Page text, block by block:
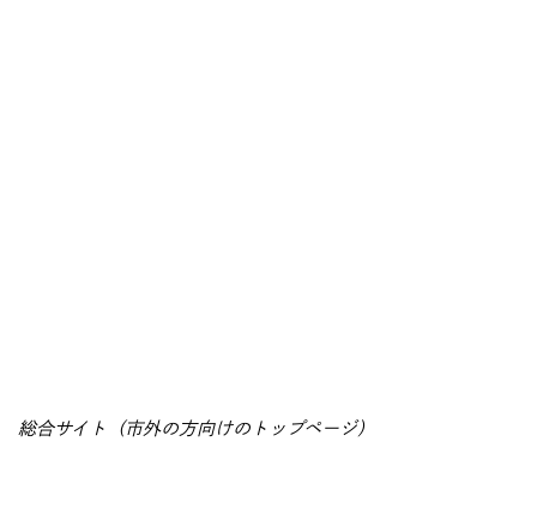
総合サイト（市外の方向けのトップページ）